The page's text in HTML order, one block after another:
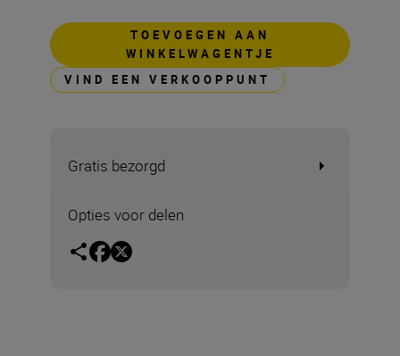
TOEVOEGEN AAN
WINKELWAGENTJE
VIND EEN VERKOOPPUNT
Gratis bezorgd
Opties voor delen